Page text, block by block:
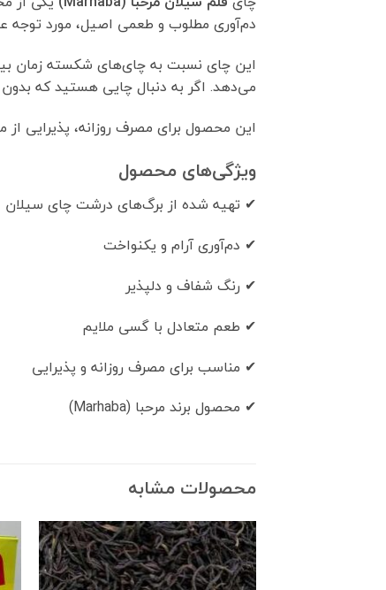
دم‌آوری مطلوب و طعمی اصیل، مورد توجه
این چای نسبت به چای‌های شکسته زمان
می‌دهد. اگر به دنبال چایی هستید که
این محصول برای مصرف روزانه، پذیرایی
ویژگی‌های محصول
✔ تهیه شده از برگ‌های درشت چای سیلان
✔ دم‌آوری آرام و یکنواخت
✔ رنگ شفاف و دلپذیر
✔ طعم متعادل با گسی ملایم
✔ مناسب برای مصرف روزانه و پذیرایی
✔ محصول برند مرحبا (Marhaba)
محصولات مشابه